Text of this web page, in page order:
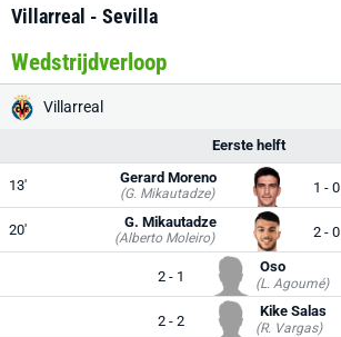
Villarreal - Sevilla
Wedstrijdverloop
Villarreal
Eerste helft
13' (G. Mikautadze)
Gerard Moreno
1 - 0
20' (Alberto Moleiro)
G. Mikautadze
2 - 0
2 - 1
Oso
(L. Agoumé)
2 - 2
Kike Salas
(R. Vargas)